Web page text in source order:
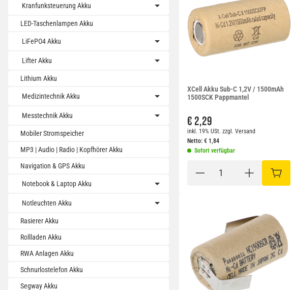
XCell Akku Sub-C 1,2V / 1500mAh
1500SCK Pappmantel
€ 2,29
inkl. 19% USt. zzgl. Versand
Netto: € 1,84
Sofort verfügbar
IN
Kranfunksteuerung Akku
LED-Taschenlampen Akku
LiFePO4 Akku
Lifter Akku
Lithium Akku
Medizintechnik Akku
Messtechnik Akku
Mobiler Stromspeicher
MP3 | Audio | Radio | Kopfhörer Akku
Navigation & GPS Akku
Notebook & Laptop Akku
Notleuchten Akku
Rasierer Akku
Rollladen Akku
RWA Anlagen Akku
Schnurlostelefon Akku
Segway Akku